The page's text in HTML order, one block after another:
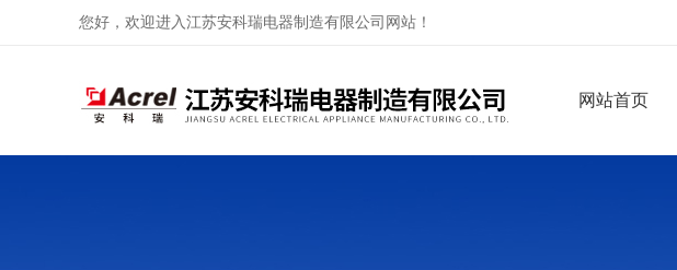
您好，欢迎进入江苏安科瑞电器制造有限公司网站！
网站首页